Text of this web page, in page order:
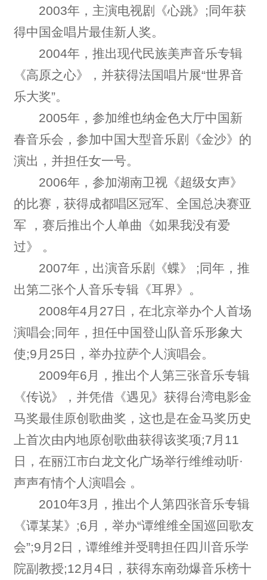
2003年，主演电视剧《心跳》;同年获
得中国金唱片最佳新人奖。
2004年，推出现代民族美声音乐专辑
《高原之心》，并获得法国唱片展“世界音
乐大奖”。
2005年，参加维也纳金色大厅中国新
春音乐会，参加中国大型音乐剧《金沙》的
演出，并担任女一号。
2006年，参加湖南卫视《超级女声》
的比赛，获得成都唱区冠军、全国总决赛亚
军 ，赛后推出个人单曲《如果我没有爱
过》 。
2007年，出演音乐剧《蝶》 ;同年，推
出第二张个人音乐专辑《耳界》。
2008年4月27日，在北京举办个人首场
演唱会;同年，担任中国登山队音乐形象大
使;9月25日，举办拉萨个人演唱会。
2009年6月，推出个人第三张音乐专辑
《传说》，并凭借《遇见》获得台湾电影金
马奖最佳原创歌曲奖，这也是在金马奖历史
上首次由内地原创歌曲获得该奖项;7月11
日，在丽江市白龙文化广场举行维维动听·
声声有情个人演唱会 。
2010年3月，推出个人第四张音乐专辑
《谭某某》;6月，举办“谭维维全国巡回歌友
会”;9月2日，谭维维并受聘担任四川音乐学
院副教授;12月4日，获得东南劲爆音乐榜十